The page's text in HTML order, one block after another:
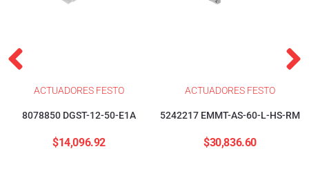
ACTUADORES FESTO
8078850 DGST-12-50-E1A
$14,096.92
ACTUADORES FESTO
5242217 EMMT-AS-60-L-HS-RM
$30,836.60